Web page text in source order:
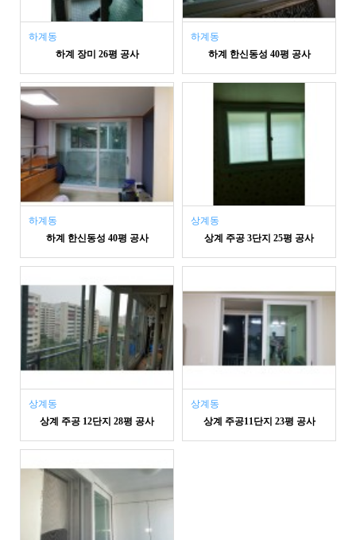
하계동
하계 장미 26평 공사
하계동
하계 한신동성 40평 공사
하계동
하계 한신동성 40평 공사
상계동
상계 주공 3단지 25평 공사
상계동
상계 주공 12단지 28평 공사
상계동
상계 주공11단지 23평 공사